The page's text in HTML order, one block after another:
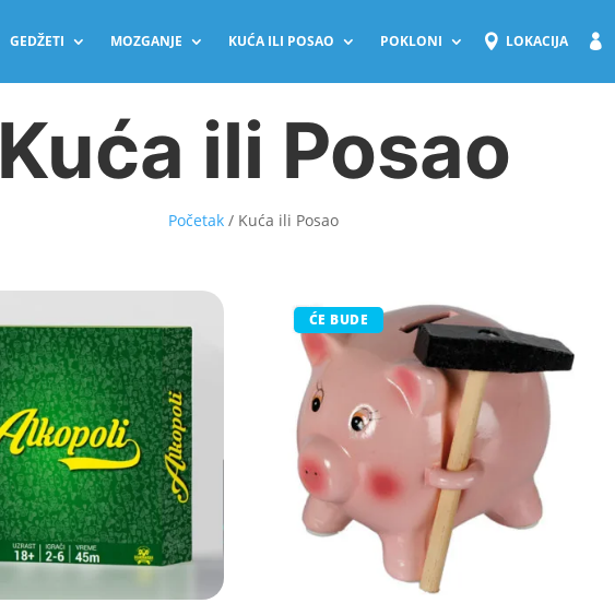
GEDŽETI MOZGANJE KUĆA ILI POSAO POKLONI LOKACIJA
Kuća ili Posao
Početak / Kuća ili Posao
ĆE BUDE